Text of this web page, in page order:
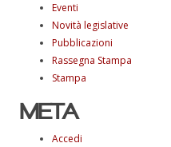
Eventi
Novità legislative
Pubblicazioni
Rassegna Stampa
Stampa
META
Accedi